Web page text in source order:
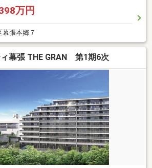
万円
張本郷７
幕張 THE GRAN 第1期6次